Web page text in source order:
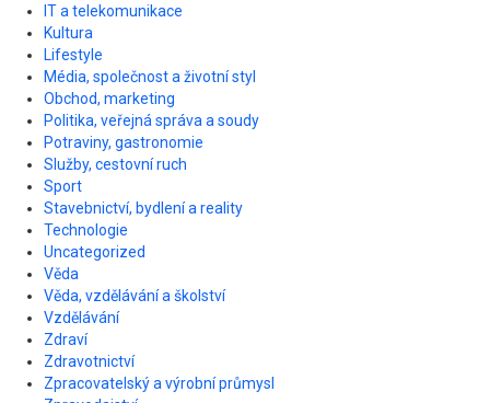
IT a telekomunikace
Kultura
Lifestyle
Média, společnost a životní styl
Obchod, marketing
Politika, veřejná správa a soudy
Potraviny, gastronomie
Služby, cestovní ruch
Sport
Stavebnictví, bydlení a reality
Technologie
Uncategorized
Věda
Věda, vzdělávání a školství
Vzdělávání
Zdraví
Zdravotnictví
Zpracovatelský a výrobní průmysl